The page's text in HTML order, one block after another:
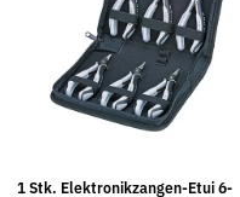
1 Stk. Elektronikzangen-Etui 6-